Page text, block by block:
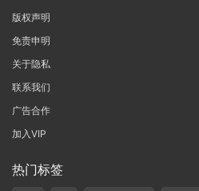
版权声明
免责申明
关于隐私
联系我们
广告合作
加入VIP
热门标签